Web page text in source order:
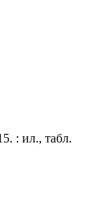
: ил., табл.